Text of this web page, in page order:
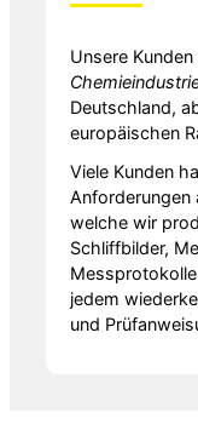
Unsere
Deutschland,
europäischen
Viele Kunden
Anforderungen
welche wir
Schliffbilder,
jedem
und